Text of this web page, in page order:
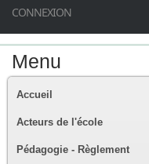
CONNEXION
Menu
Accueil
Acteurs de l'école
Pédagogie - Règlement